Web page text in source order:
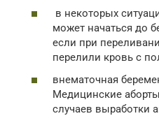
в некоторых
может начаться до
если при
перелили кровь с
внематочная
Медицинские
случаев выработки